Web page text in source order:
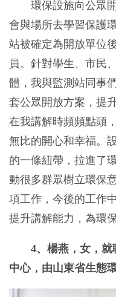
環保設施向公眾開
會與場所去學習保護
站被確定為開放單位
員。針對學生、市民
體，我與監測站同事
套公眾開放方案，提
在我講解時頻頻點頭
無比的開心和幸福。
的一條紐帶，拉進了
動很多群眾樹立環保
項工作，今後的工作
提升講解能力，為環
4、楊燕，女，就
中心，由山東省生態